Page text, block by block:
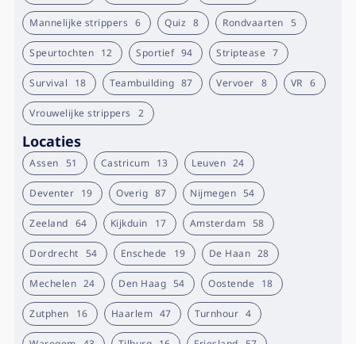
Mannelijke strippers 6 Quiz 8 Rondvaarten 5
Speurtochten 12 Sportief 94 Striptease 7
Survival 18 Teambuilding 87 Vervoer 8 VR 6
Vrouwelijke strippers 2
Locaties
Assen 51 Castricum 13 Leuven 24
Deventer 19 Overig 87 Nijmegen 54
Zeeland 64 Kijkduin 17 Amsterdam 58
Dordrecht 54 Enschede 19 De Haan 28
Mechelen 24 Den Haag 54 Oostende 18
Zutphen 16 Haarlem 47 Turnhour 4